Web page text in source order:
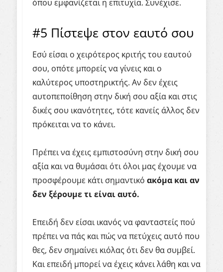
όπου εμφανίζεται η επιτυχία. Συνέχισε.
#5 Πίστεψε στον εαυτό σου
Εσύ είσαι ο χειρότερος κριτής του εαυτού
σου, οπότε μπορείς να γίνεις και ο
καλύτερος υποστηρικτής. Αν δεν έχεις
αυτοπεποίθηση στην δική σου αξία και στις
δικές σου ικανότητες, τότε κανείς άλλος δεν
πρόκειται να το κάνει.
Πρέπει να έχεις εμπιστοσύνη στην δική σου
αξία και να θυμάσαι ότι όλοι μας έχουμε να
προσφέρουμε κάτι σημαντικό ακόμα και αν
δεν ξέρουμε τι είναι αυτό.
Επειδή δεν είσαι ικανός να φανταστείς πού
πρέπει να πάς και πώς να πετύχεις αυτό που
θες, δεν σημαίνει κιόλας ότι δεν θα συμβεί.
Και επειδή μπορεί να έχεις κάνει λάθη και να